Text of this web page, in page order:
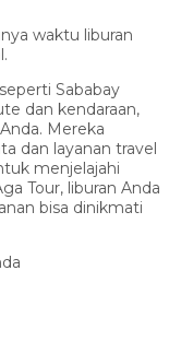
waktu liburan
Sababay
dan kendaraan,
Mereka
dan layanan travel
menjelajahi
Tour, liburan Anda
bisa dinikmati